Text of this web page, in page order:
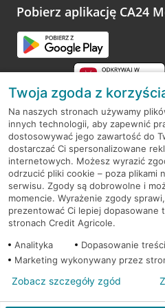
opinie.
Pobierz aplikację CA24
RODO
Regulamin serwisu
Mapa serwisu
PolitykaCookies
© 2026 Credit Agricole Bank Polska
Twoja zgoda z
Na naszych stronach używamy
innych technologii, aby zapewnić
dostosowywać jego zawartość do
dostarczać Ci spersonalizowane
internetowych. Możesz wyrazić
odrzucić pliki cookie – poza plikami
serwisu. Zgody są dobrowolne i
momencie. Wyrażenie zgody
prezentować Ci lepiej dopasowane
stronach Credit Agricole.
Analityka
Dopasowanie
Marketing wykonywany przez
Zobacz szczegóły zgód